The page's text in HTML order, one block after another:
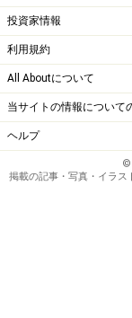
投資家情報
利用規約
All Aboutについて
当サイトの情報について
ヘルプ
©
掲載の記事・写真・イラス